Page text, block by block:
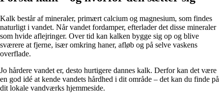
Kalk består af mineraler, primært calcium og magnesium, som findes
naturligt i vandet. Når vandet fordamper, efterlader det disse mineraler
som hvide aflejringer. Over tid kan kalken bygge sig op og blive
sværere at fjerne, især omkring haner, afløb og på selve vaskens
overflade.
Jo hårdere vandet er, desto hurtigere dannes kalk. Derfor kan det være
en god idé at kende vandets hårdhed i dit område – det kan du finde på
dit lokale vandværks hjemmeside.